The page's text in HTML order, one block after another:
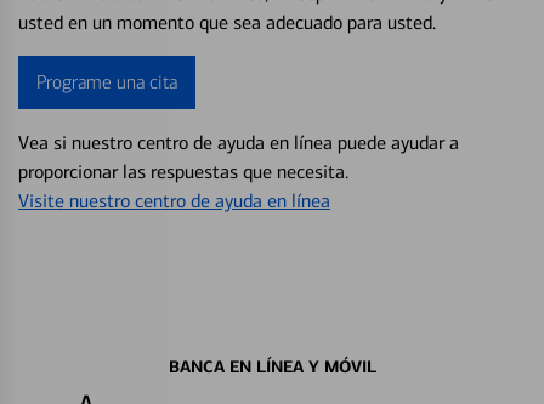
usted en un momento que sea adecuado para usted.
Programe una cita
Vea si nuestro centro de ayuda en línea puede ayudar a
proporcionar las respuestas que necesita.
Visite nuestro centro de ayuda en línea
BANCA EN LÍNEA Y MÓVIL